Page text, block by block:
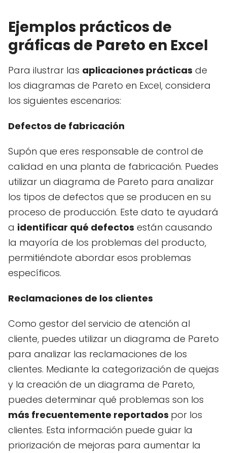
Ejemplos prácticos de
gráficas de Pareto en Excel
Para ilustrar las aplicaciones prácticas de
los diagramas de Pareto en Excel, considera
los siguientes escenarios:
Defectos de fabricación
Supón que eres responsable de control de
calidad en una planta de fabricación. Puedes
utilizar un diagrama de Pareto para analizar
los tipos de defectos que se producen en su
proceso de producción. Este dato te ayudará
a identificar qué defectos están causando
la mayoría de los problemas del producto,
permitiéndote abordar esos problemas
específicos.
Reclamaciones de los clientes
Como gestor del servicio de atención al
cliente, puedes utilizar un diagrama de Pareto
para analizar las reclamaciones de los
clientes. Mediante la categorización de quejas
y la creación de un diagrama de Pareto,
puedes determinar qué problemas son los
más frecuentemente reportados por los
clientes. Esta información puede guiar la
priorización de mejoras para aumentar la